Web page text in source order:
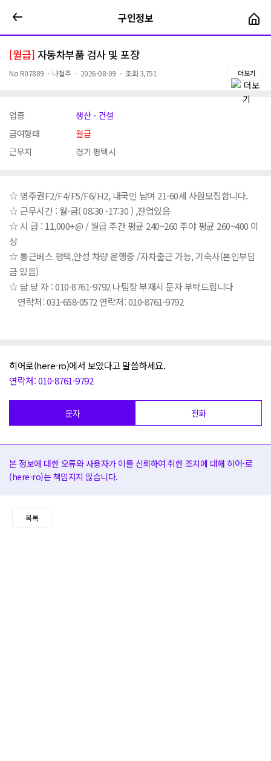
구인정보
[월급] 자동차부품 검사 및 포장
No R07889 ㆍ 나철주ㆍ 2026-08-09 ㆍ 조회 3,751 더보기
업종
생산ㆍ건설
급여형태
월급
근무지
경기 평택시
☆ 영주권F2/F4/F5/F6/H2, 내국인 남여 21-60세 사원모집합니다.
☆ 근무시간 : 월-금( 08:30 -17:30 ) ,잔업있음
☆ 시 급 : 11,000+@ / 월급 주간 평균 240~260 주야 평균 260~400 이
상
☆ 통근버스 평택,안성 차량 운행중 /자차출근 가능, 기숙사(본인부담
금 있음)
☆ 담 당 자 : 010-8761-9792 나팀장 부재시 문자 부탁드립니다
연락처: 031-658-0572 연락처: 010-8761-9792
히어로(here-ro)에서 보았다고 말씀하세요.
연락처: 010-8761-9792
문자 전화
본 정보에 대한 오류와 사용자가 이를 신뢰하여 취한 조치에 대해 히어-로
(here-ro)는 책임지지 않습니다.
목록
구인정보